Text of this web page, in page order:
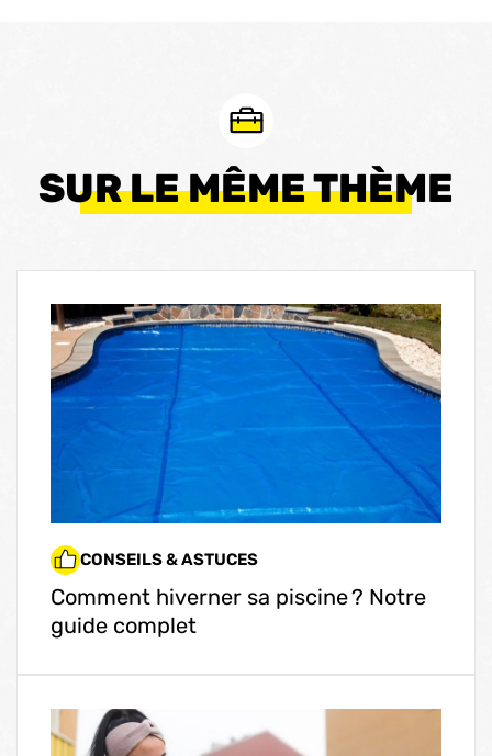
SUR LE MÊME THÈME
CONSEILS & ASTUCES
Comment hiverner sa piscine ? Notre
guide complet